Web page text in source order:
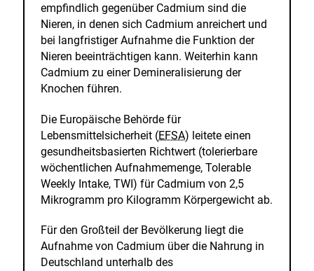
empfindlich gegenüber Cadmium sind die
Nieren, in denen sich Cadmium anreichert und
bei langfristiger Aufnahme die Funktion der
Nieren beeinträchtigen kann. Weiterhin kann
Cadmium zu einer Demineralisierung der
Knochen führen.
Die Europäische Behörde für
Lebensmittelsicherheit (EFSA) leitete einen
gesundheitsbasierten Richtwert (tolerierbare
wöchentlichen Aufnahmemenge, Tolerable
Weekly Intake, TWI) für Cadmium von 2,5
Mikrogramm pro Kilogramm Körpergewicht ab.
Für den Großteil der Bevölkerung liegt die
Aufnahme von Cadmium über die Nahrung in
Deutschland unterhalb des